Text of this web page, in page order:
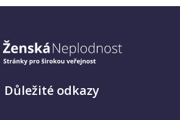
Důležité odkazy